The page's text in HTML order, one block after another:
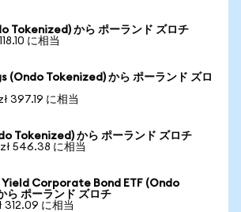
Tokenized) から ポーランド ズロチ
に相当
(Ondo Tokenized) から ポーランド ズロ
397.19 に相当
Tokenized) から ポーランド ズロチ
546.38 に相当
Yield Corporate Bond ETF (Ondo
ら ポーランド ズロチ
312.09 に相当